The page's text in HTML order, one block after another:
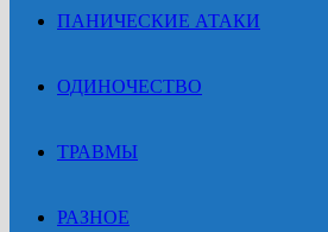
ПАНИЧЕСКИЕ АТАКИ
ОДИНОЧЕСТВО
ТРАВМЫ
РАЗНОЕ